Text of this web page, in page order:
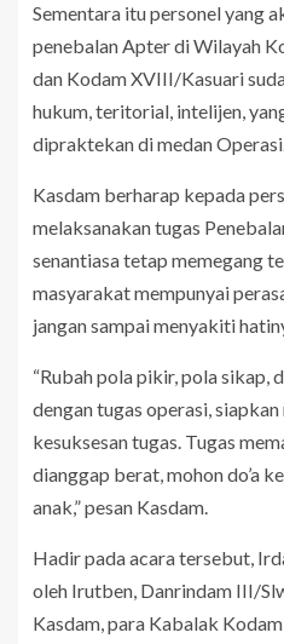
Sementara itu personel yang
penebalan Apter di Wilayah
dan Kodam XVIII/Kasuari
hukum, teritorial, intelijen,
dipraktekan di medan
Kasdam berharap kepada
melaksanakan tugas
senantiasa tetap memegang
masyarakat mempunyai
jangan sampai menyakiti
“Rubah pola pikir, pola sikap,
dengan tugas operasi,
kesuksesan tugas. Tugas
dianggap berat, mohon do’a
anak,” pesan Kasdam.
Hadir pada acara tersebut,
oleh Irutben, Danrindam III/
Kasdam, para Kabalak